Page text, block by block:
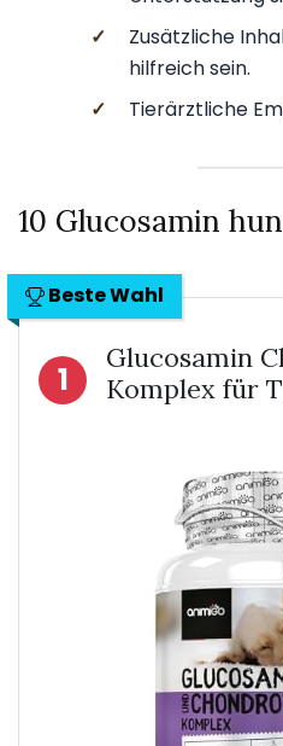
✓
Zusätzliche
hilfreich sein.
✓
Tierärztliche
10 Glucosamin
Beste Wahl
1
Glucosamin
Komplex für